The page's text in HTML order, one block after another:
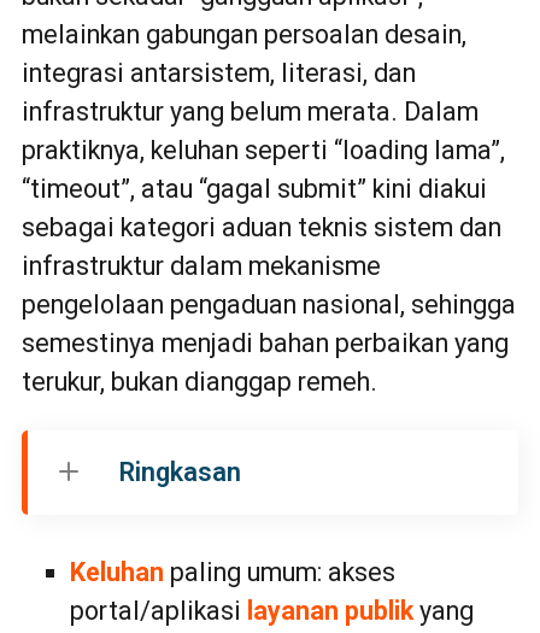
melainkan gabungan persoalan desain,
integrasi antarsistem, literasi, dan
infrastruktur yang belum merata. Dalam
praktiknya, keluhan seperti “loading lama”,
“timeout”, atau “gagal submit” kini diakui
sebagai kategori aduan teknis sistem dan
infrastruktur dalam mekanisme
pengelolaan pengaduan nasional, sehingga
semestinya menjadi bahan perbaikan yang
terukur, bukan dianggap remeh.
Ringkasan
Keluhan paling umum: akses
portal/aplikasi layanan publikyang